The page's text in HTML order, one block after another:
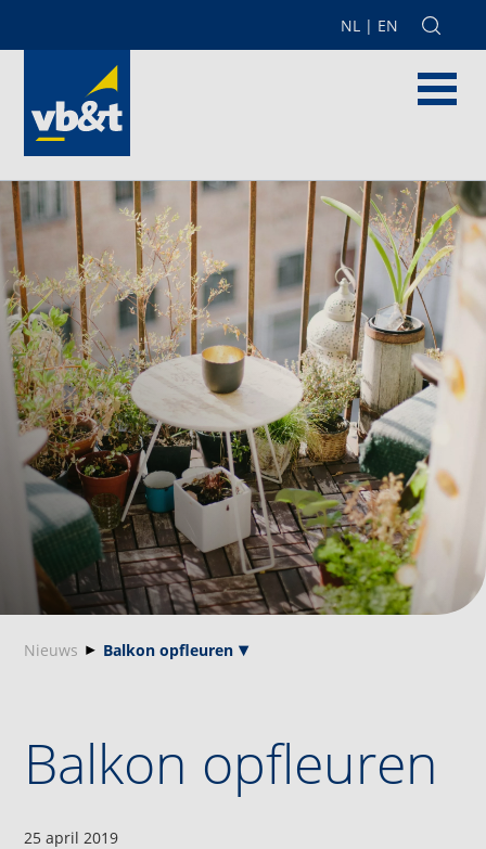
NL | EN
Nieuws Balkon opfleuren
Balkon opfleuren
25 april 2019